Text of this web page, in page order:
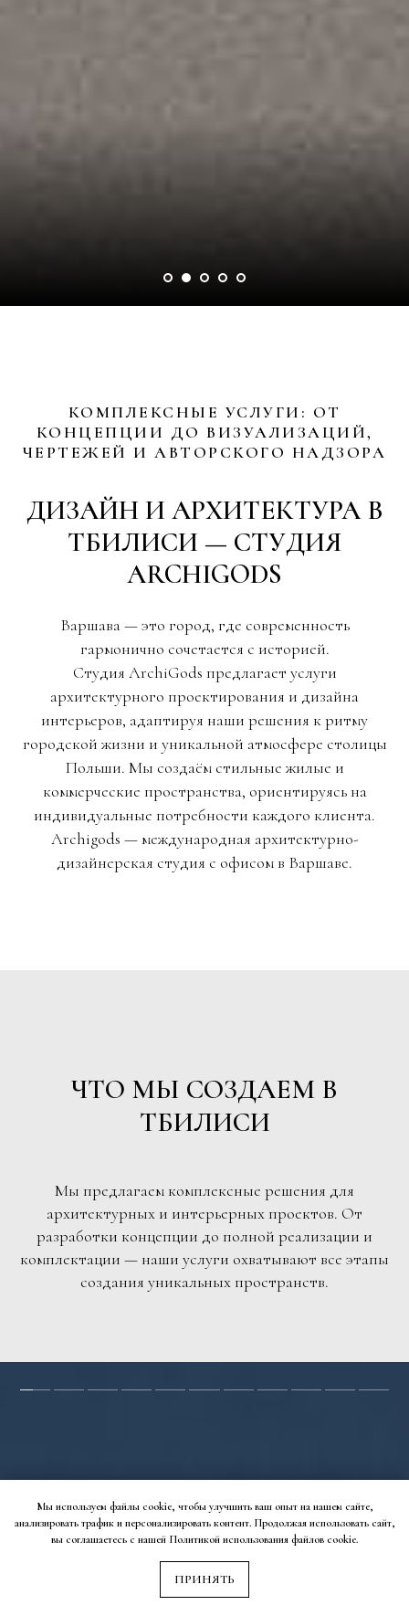
КОМПЛЕКСНЫЕ УСЛУГИ: ОТ
КОНЦЕПЦИИ ДО ВИЗУАЛИЗАЦИЙ,
ЧЕРТЕЖЕЙ И АВТОРСКОГО НАДЗОРА
ДИЗАЙН И АРХИТЕКТУРА В
ТБИЛИСИ — СТУДИЯ
ARCHIGODS
Варшава — это город, где современность
гармонично сочетается с историей.
Студия ArchiGods предлагает услуги
архитектурного проектирования и дизайна
интерьеров, адаптируя наши решения к ритму
городской жизни и уникальной атмосфере столицы
Польши. Мы создаём стильные жилые и
коммерческие пространства, ориентируясь на
индивидуальные потребности каждого клиента.
Archigods — международная архитектурно-
дизайнерская студия с офисом в Варшаве.
ЧТО МЫ СОЗДАЕМ В
ТБИЛИСИ
Мы предлагаем комплексные решения для
архитектурных и интерьерных проектов. От
разработки концепции до полной реализации и
комплектации — наши услуги охватывают все этапы
создания уникальных пространств.
Мы используем файлы cookie, чтобы улучшить ваш опыт на нашем сайте,
анализировать трафик и персонализировать контент. Продолжая использовать сайт,
вы соглашаетесь с нашей Политикой использования файлов cookie.
ПРИНЯТЬ